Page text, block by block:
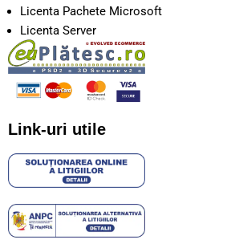
Licenta Pachete Microsoft
Licenta Server
Link-uri utile